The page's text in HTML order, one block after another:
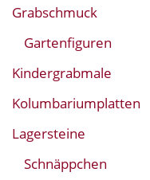
Grabschmuck
Gartenfiguren
Kindergrabmale
Kolumbariumplatten
Lagersteine
Schnäppchen